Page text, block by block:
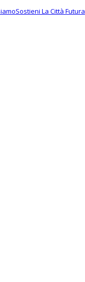
Sostieni La Città Futura